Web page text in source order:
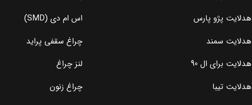
هدلایت پژو پارس
هدلایت سمند
هدلایت برای ال 90
هدلایت تیبا
اس ام دی (SMD)
چراغ سقفی پراید
لنز چراغ
چراغ زنون